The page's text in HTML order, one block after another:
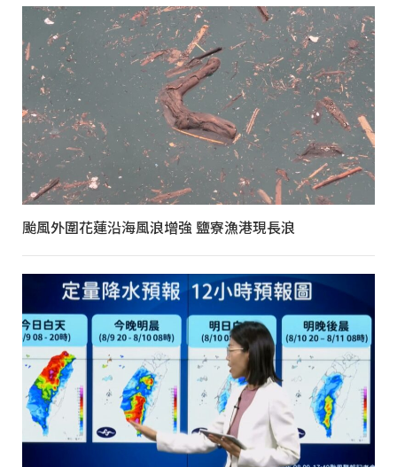
颱風外圍花蓮沿海風浪增強 鹽寮漁港現長浪